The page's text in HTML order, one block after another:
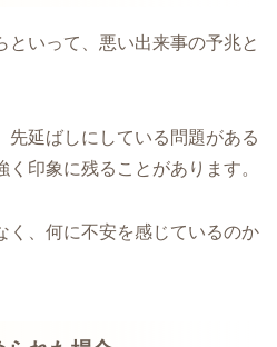
といって、悪い出来事の予兆と
先延ばしにしている問題がある
印象に残ることがあります。
く、何に不安を感じているのか